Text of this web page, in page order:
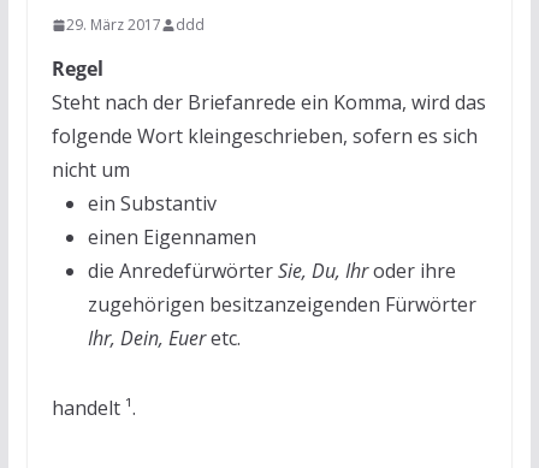
29. März 2017 ddd
Regel
Steht nach der Briefanrede ein Komma, wird das
folgende Wort kleingeschrieben, sofern es sich
nicht um
ein Substantiv
einen Eigennamen
die AnredefürwörterSie, Du, Ihroder ihre
zugehörigen besitzanzeigenden Fürwörter
Ihr, Dein, Eueretc.
handelt¹.